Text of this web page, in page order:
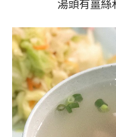
湯頭有薑絲